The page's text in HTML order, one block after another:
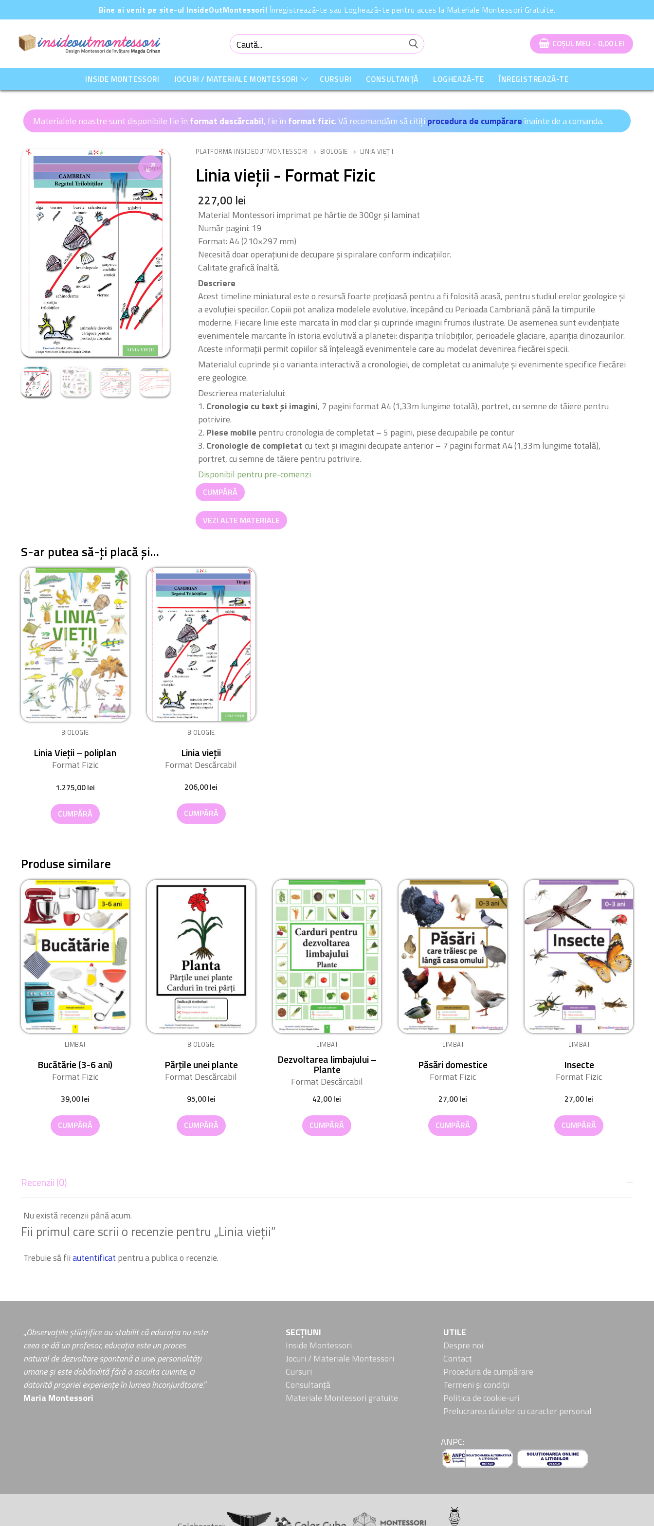
la
conținut
Bine ai venit pe site-ul InsideOutMontessori! Înregistrează-te sau Loghează-te pentru acces la Materiale Montessori Gratuite.
Caută
după:
COȘUL MEU - 0,00LEI
INSIDE MONTESSORI JOCURI / MATERIALE MONTESSORI CURSURI CONSULTANȚĂ LOGHEAZĂ-TE ÎNREGISTREAZĂ-TE
Materialele noastre sunt disponibile fie în format descărcabil, fie în format fizic. Vă recomandăm să citiți procedura de cumpărareînainte de a comanda.
🔍
PLATFORMA INSIDEOUTMONTESSORI BIOLOGIE LINIA VIEȚII
Linia vieții - Format Fizic
227,00 lei
Material Montessori imprimat pe hârtie de 300gr și laminat
Număr pagini: 19
Format: A4 (210×297 mm)
Necesită doar operațiuni de decupare și spiralare conform indicațiilor.
Calitate grafică înaltă.
Descriere
Acest timeline miniatural este o resursă foarte prețioasă pentru a fi folosită acasă, pentru studiul erelor geologice și
a evoluției speciilor. Copiii pot analiza modelele evolutive, începând cu Perioada Cambriană până la timpurile
moderne. Fiecare linie este marcata în mod clar și cuprinde imagini frumos ilustrate. De asemenea sunt evidențiate
evenimentele marcante în istoria evolutivă a planetei: dispariția trilobiților, perioadele glaciare, apariția dinozaurilor.
Aceste informații permit copiilor să înțeleagă evenimentele care au modelat devenirea fiecărei specii.
Materialul cuprinde și o varianta interactivă a cronologiei, de completat cu animaluțe și evenimente specifice fiecărei
ere geologice.
Descrierea materialului:
1. Cronologie cu text și imagini, 7 pagini format A4 (1,33m lungime totală), portret, cu semne de tăiere pentru
potrivire.
2. Piese mobile pentru cronologia de completat – 5 pagini, piese decupabile pe contur
3. Cronologie de completatcu text și imagini decupate anterior – 7 pagini format A4 (1,33m lungime totală),
portret, cu semne de tăiere pentru potrivire.
Disponibil pentru pre-comenzi
Cantitate
Linia
vieții
CUMPĂRĂ
VEZI ALTE MATERIALE
S-ar putea să-ți placă și…
BIOLOGIE
Linia Vieții – poliplan
Format Fizic
1.275,00lei
CUMPĂRĂ
BIOLOGIE
Linia vieții
Format Descărcabil
206,00lei
CUMPĂRĂ
Produse similare
LIMBAJ
Bucătărie (3-6 ani)
Format Fizic
39,00lei
CUMPĂRĂ
BIOLOGIE
Părțile unei plante
Format Descărcabil
95,00lei
CUMPĂRĂ
LIMBAJ
Dezvoltarea limbajului –
Plante
Format Descărcabil
42,00lei
CUMPĂRĂ
LIMBAJ
Păsări domestice
Format Fizic
27,00lei
CUMPĂRĂ
LIMBAJ
Insecte
Format Fizic
27,00lei
CUMPĂRĂ
Recenzii (0)
Nu există recenzii până acum.
Fii primul care scrii o recenzie pentru „Linia vieții”
Trebuie să fiiautentificat pentru a publica o recenzie.
„Observațiile științifice au stabilit că educația nu este
ceea ce dă un profesor, educația este un proces
natural de dezvoltare spontană a unei personalități
umane și este dobândită fără a asculta cuvinte, ci
datorită propriei experiențe în lumea înconjurătoare.”
Maria Montessori
SECȚIUNI
Inside Montessori
Jocuri / Materiale Montessori
Cursuri
Consultanță
Materiale Montessori gratuite
UTILE
Despre noi
Contact
Procedura de cumpărare
Termeni și condiții
Politica de cookie-uri
Prelucrarea datelor cu caracter personal
ANPC: